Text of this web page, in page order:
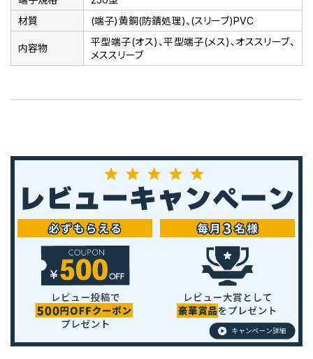
材質
(端子)黄銅(防錆処理)、(スリーブ)PVC
内容物
平型端子(オス)、平型端子(メス)、オススリーブ、
メススリーブ